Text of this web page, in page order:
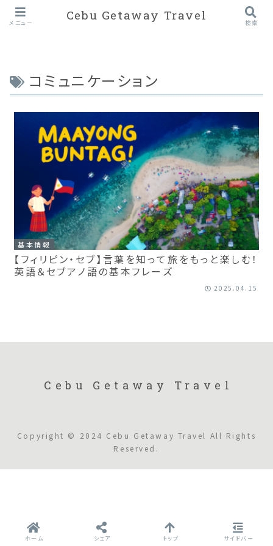
コミュニケーション
基本情報
【フィリピン・セブ】言葉を知って旅をもっと楽しむ！
英語＆セブアノ語の基本フレーズ
2025.04.15
Cebu Getaway Travel
Copyright © 2024 Cebu Getaway Travel All Rights
Reserved.
メニュー
Cebu Getaway Travel
検索
ホーム シェア トップ サイドバー